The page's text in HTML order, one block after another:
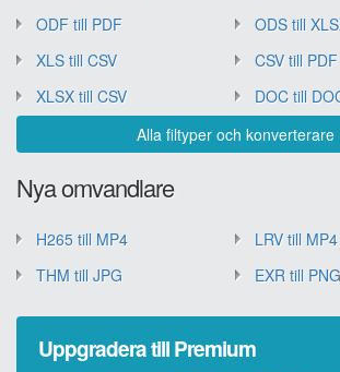
ODF till PDF
ODS till
XLS till CSV
CSV till PDF
XLSX till CSV
DOC till
Alla filtyper och konverterare
Nya omvandlare
H265 till MP4
LRV till MP4
THM till JPG
EXR till PNG
Uppgradera till Premium